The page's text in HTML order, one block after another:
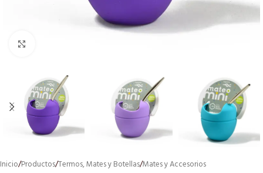
Inicio/Productos/Termos, Mates y Botellas/Mates y Accesorios